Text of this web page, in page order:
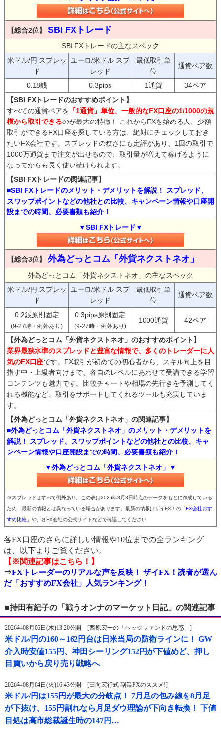
【総合2位】 SBI FXトレード
SBI FXトレードの主なスペック
米ドル/円 スプレッ
ド
ユーロ/米ドル スプ
レッド
最低取引単
位
通貨ペア数
0.18銭 0.3pips 1通貨
34ペア
【SBI FXトレードのおすすめポイント】
すべての通貨ペアを 「1通貨」単位、一般的なFX口座の1/1000の規
模から取引できるのが最大の特徴！ これからFXを始める人、少額
取引ができるFX口座を探している方は、絶対にチェックしておき
たいFX会社です。スプレッドの狭さにも定評があり、1回の取引で
1000万通貨まで注文が出せるので、取引量が増えて稼げるように
なってからも長く使い続けられます。
【SBI FXトレードの関連記事】
■SBI FXトレードのメリット・デメリットを解説！ スプレッド、
スワップポイントなどの他社との比較、キャンペーン情報や口座開
設までの時間、必要書類も紹介！
▼SBI FXトレード▼
【総合3位】 外為どっとコム「外貨ネクストネオ」
外為どっとコム「外貨ネクストネオ」の主なスペック
米ドル/円 スプレッ
ド
ユーロ/米ドル スプ
レッド
最低取引単
位
通貨ペア数
0.2銭原則固定
(9-27時・例外あり)
0.3pips原則固定
(9-27時・例外あり)
1000通貨 42ペア
【外為どっとコム「外貨ネクストネオ」のおすすめポイント】
業界最狭水準のスプレッドと豊富な情報で、多くのトレーダーに人
気のFX口座です。FX取引が初めての初心者から、スキル向上を目
指す中・上級者向けまで、各自のレベルにあわせて受講できる学習
コンテンツも魅力です。比較チャートや相場の先行きを予測してく
れる機能など、取引をサポートしてくれるツールも充実していま
す。
【外為どっとコム「外貨ネクストネオ」の関連記事】
■外為どっとコム「外貨ネクストネオ」のメリット・デメリットを
解説！ スプレッド、スワップポイントなどの他社との比較、キャ
ンペーン情報や口座開設までの時間、必要書類も紹介！
▼外為どっとコム「外貨ネクストネオ」▼
※スプレッドはすべて例外あり。この表は2026年8月3日時点のデータをもとに作成している
ため、最新の情報とは異なっている場合があります。最新の情報はザイFX！の 「FX会社おす
すめ比較」 や、各FX会社の公式サイトなどで確認してください
各FX口座のさらに詳しい情報や10位までの全ランキング
は、以下よりご覧ください。
【※関連記事はこちら！】
⇒FXトレーダーのリアルな声を反映！ ザイFX！読者が選ん
だ「おすすめFX会社」人気ランキング！
■持田有紀子の「戦うオンナのマーケット日記」の関連記事
2026年08月06日(木)13:20公開 [西原宏一の「ヘッジファンドの思惑」]
米ドル/円の160～162円台は日米当局の防衛ラインに！ GW
介入時安値155円、神田シーリング152円が下値めど、押し
目買いから戻り売り戦略へ
2026年08月04日(火)16:43公開 [田向宏行式 副業FXのススメ!]
米ドル/円は155円が最大の分岐点！ 7月足の包み線を8月足
が下抜け、155円割れなら月足ダウ理論が下向き転換！ 下値
目処は高市総裁誕生時の147円…